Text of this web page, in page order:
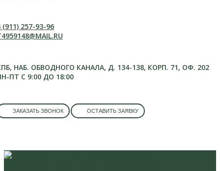
(911) 257-93-96
НАБ. ОБВОДНОГО КАНАЛА, Д. 134-138, КОРП. 71, ОФ. 202
ПТ С 9:00 ДО 18:00
ЗАКАЗАТЬ ЗВОНОК ОСТАВИТЬ ЗАЯВКУ